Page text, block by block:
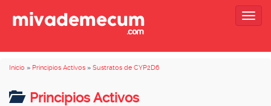
Inicio » Principios Activos » Sustratos de CYP2D6
Principios Activos